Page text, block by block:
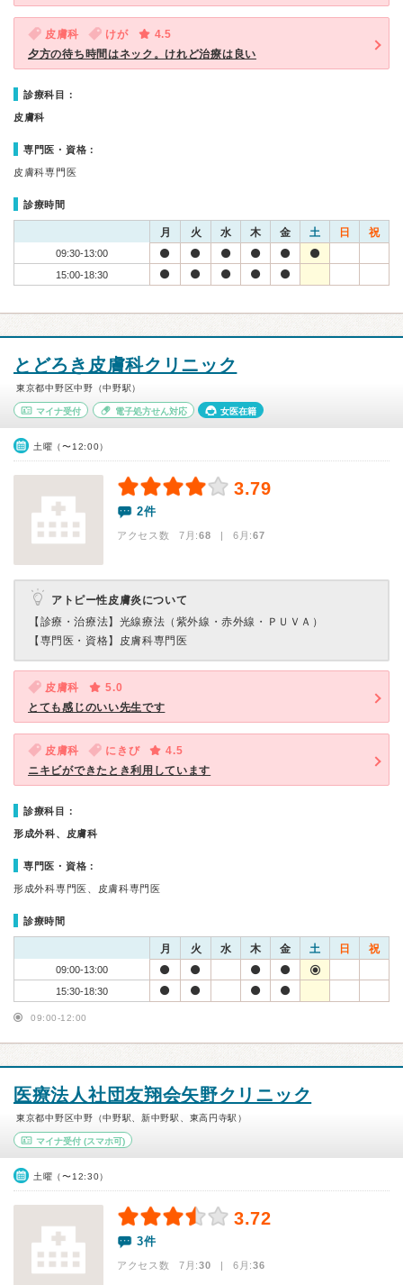
皮膚科 けが
4.5
夕方の待ち時間はネック。けれど治療は良い
診療科目：
皮膚科
専門医・資格：
皮膚科専門医
診療時間
月 火 水 木 金 土 日 祝
09:30-13:00
15:00-18:30
とどろき皮膚科クリニック
東京都中野区中野（中野駅）
マイナ受付 電子処方せん対応 女医在籍
土曜（〜12:00）
3.79
2件
アクセス数 7月:68 | 6月:67
アトピー性皮膚炎について
【診療・治療法】 光線療法（紫外線・赤外線・ＰＵＶＡ）
【専門医・資格】 皮膚科専門医
皮膚科
5.0
とても感じのいい先生です
皮膚科 にきび
4.5
ニキビができたとき利用しています
診療科目：
形成外科、皮膚科
専門医・資格：
形成外科専門医、皮膚科専門医
診療時間
月 火 水 木 金 土 日 祝
09:00-13:00
15:30-18:30
09:00-12:00
医療法人社団友翔会矢野クリニック
東京都中野区中野（中野駅、新中野駅、東高円寺駅）
マイナ受付 (スマホ可)
土曜（〜12:30）
3.72
3件
アクセス数 7月:30 | 6月:36